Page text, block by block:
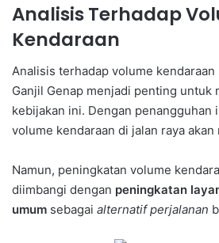
Analisis Terhadap
Kendaraan
Analisis terhadap volume
Ganjil Genap menjadi penting untuk
kebijakan ini. Dengan penangguhan
volume kendaraan di jalan raya akan
Namun, peningkatan volume
diimbangi dengan peningkatan
umum sebagai alternatif perjalanan